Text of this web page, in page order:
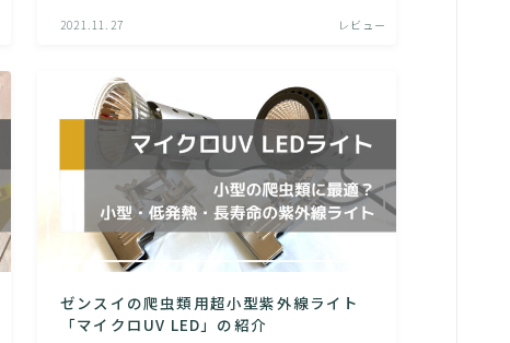
2021.11.27 レビュー
ゼンスイの爬虫類用超小型紫外線ライト
「マイクロUV LED」の紹介